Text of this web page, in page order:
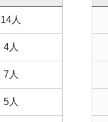
14人
4人
7人
5人